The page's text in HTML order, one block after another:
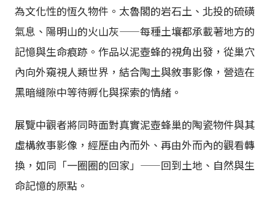
為文化性的恆久物件。太魯閣的岩石土、北投的硫磺
氣息、陽明山的火山灰——每種土壤都承載著地方的
記憶與生命痕跡。作品以泥壺蜂的視角出發，從巢穴
內向外窺視人類世界，結合陶土與敘事影像，營造在
黑暗縫隙中等待孵化與探索的情緒。
展覽中觀者將同時面對真實泥壺蜂巢的陶瓷物件與其
虛構敘事影像，經歷由內而外、再由外而內的觀看轉
換，如同「一圈圈的回家」——回到土地、自然與生
命記憶的原點。